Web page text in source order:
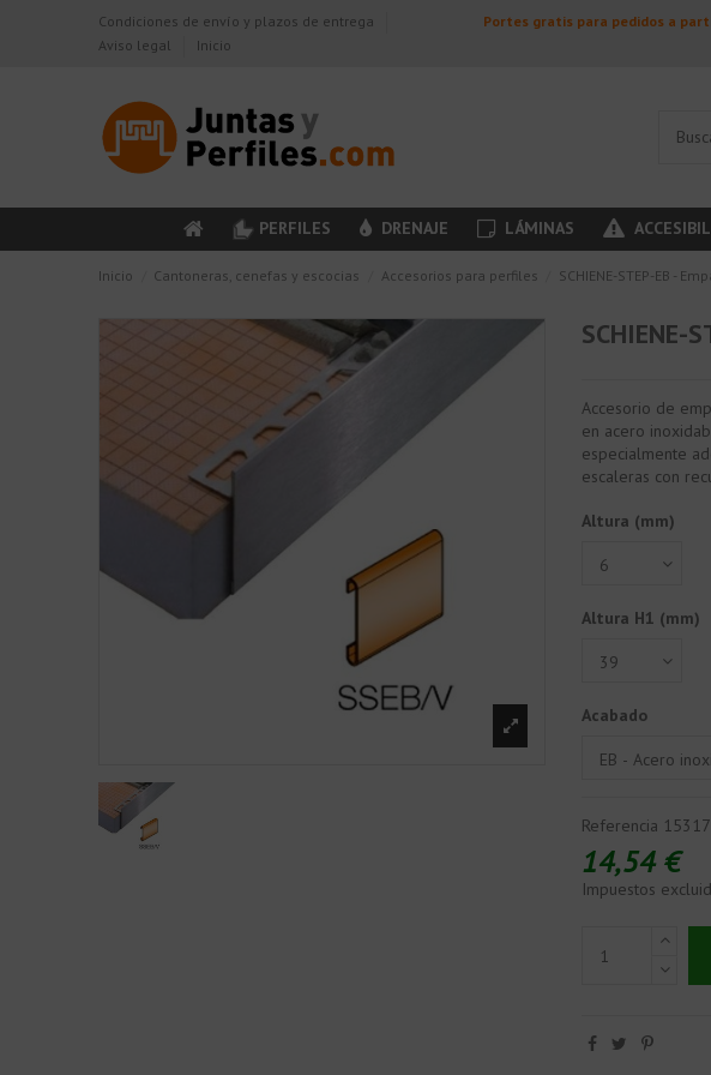
Condiciones de envío y plazos de entrega
Aviso legal
Inicio
Portes gratis para pedidos a
PERFILES DRENAJE LÁMINAS
Inicio Cantoneras, cenefas y escocias Accesorios para perfiles SCHIENE-STEP-EB -
SCHIENE-
Accesorio de
en acero
especialmente
escaleras con
Altura (mm)
Altura H1 (mm)
Acabado
Referencia
14,54 €
Impuestos